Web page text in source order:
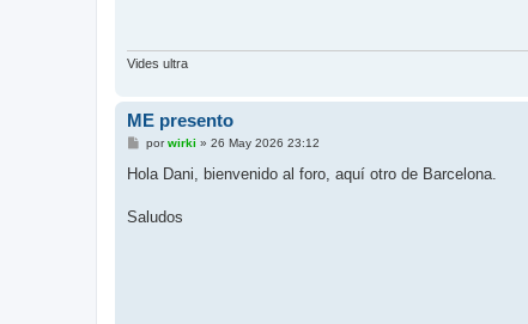
Vides ultra
ME presento
M
n
j
porwirki » 26 May 2026 23:12
Hola Dani, bienvenido al foro, aquí otro de Barcelona.
Saludos